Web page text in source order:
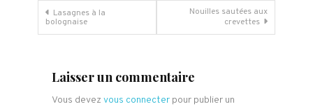
Navigation
l’article
Lasagnes à la
bolognaise
Nouilles sautées aux
crevettes
Laisser un commentaire
Vous devezvous connecter pour publier un